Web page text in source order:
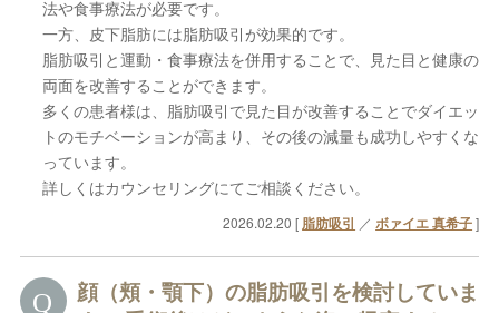
法や食事療法が必要です。
一方、皮下脂肪には脂肪吸引が効果的です。
脂肪吸引と運動・食事療法を併用することで、見た目と健康の
両面を改善することができます。
多くの患者様は、脂肪吸引で見た目が改善することでダイエッ
トのモチベーションが高まり、その後の減量も成功しやすくな
っています。
詳しくはカウンセリングにてご相談ください。
2026.02.20 [ 脂肪吸引 ／ボァイエ 真希子]
顔（頬・顎下）の脂肪吸引を検討していま